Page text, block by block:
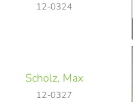
12-0324
Scholz, Max
12-0327